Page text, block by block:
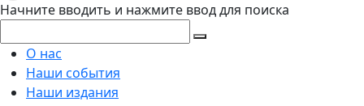
Начните вводить и нажмите ввод для поиска
О нас
Наши события
Наши издания